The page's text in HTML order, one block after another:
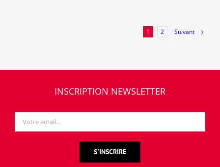
1 2 Suivant
INSCRIPTION NEWSLETTER